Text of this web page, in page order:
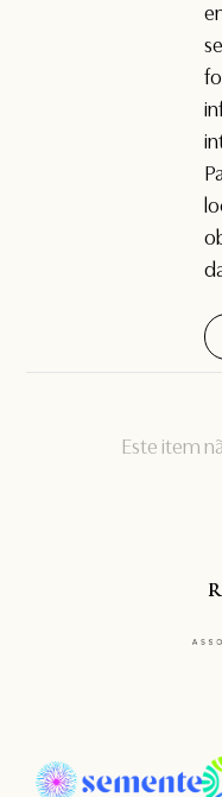
Este item